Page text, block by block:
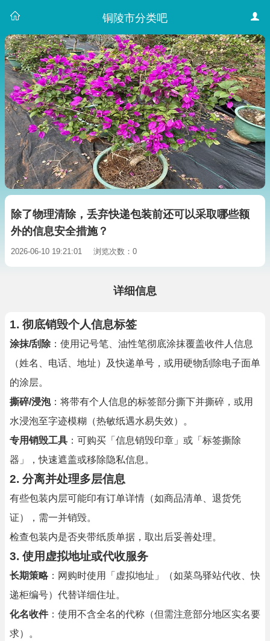
铜陵市分类吧
除了物理清除，丢弃快递包装前还可以采取哪些额
外的信息安全措施？
2026-06-10 19:21:01 浏览次数：0
详细信息
1. 彻底销毁个人信息标签
涂抹/刮除：使用记号笔、油性笔彻底涂抹覆盖收件人信息
（姓名、电话、地址）及快递单号，或用硬物刮除电子面单
的涂层。
撕碎/浸泡：将带有个人信息的标签部分撕下并撕碎，或用
水浸泡至字迹模糊（热敏纸遇水易失效）。
专用销毁工具 ：可购买「信息销毁印章」或「标签撕除
器」，快速遮盖或移除隐私信息。
2. 分离并处理多层信息
有些包装内层可能印有订单详情（如商品清单、退货凭
证），需一并销毁。
检查包装内是否夹带纸质单据，取出后妥善处理。
3. 使用虚拟地址或代收服务
长期策略：网购时使用「虚拟地址」（如菜鸟驿站代收、快
递柜编号）代替详细住址。
化名收件：使用不含全名的代称（但需注意部分地区实名要
求）。